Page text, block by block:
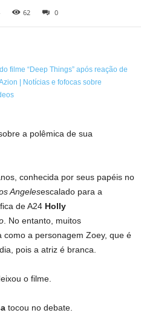
62 0
a polêmica de sua
conhecida por seus papéis no
Angelesescalado para a
de A24 Holly
. No entanto, muitos
como a personagem Zoey, que é
pois a atriz é branca.
o filme.
tocou no debate.